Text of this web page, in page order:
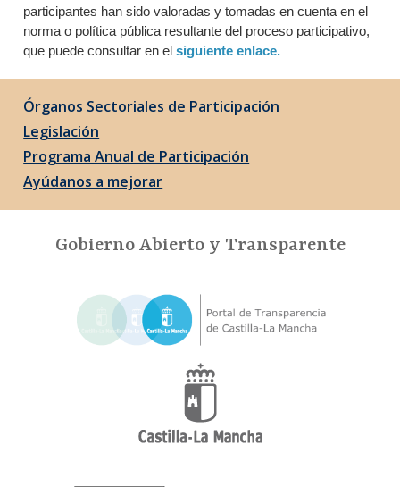
participantes han sido valoradas y tomadas en cuenta en el
norma o política pública resultante del proceso participativo,
que puede consultar en elsiguiente enlace.
Órganos Sectoriales de Participación
Legislación
Programa Anual de Participación
Ayúdanos a mejorar
Gobierno Abierto y Transparente